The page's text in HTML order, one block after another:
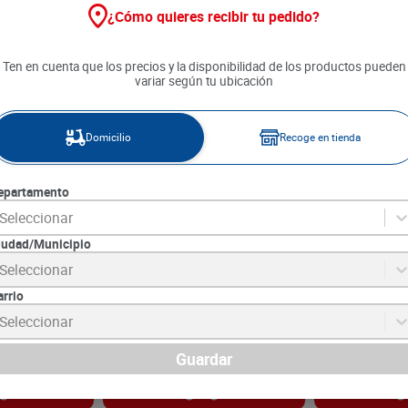
on Nivea
unds x 50
Tono Natural 2 unds x 50 ml
SKU :7702003011269
590
Desodorante
Power Dry x
SKU :
$21.550
¿Cómo quieres recibir tu pedido?
Ten en cuenta que los precios y la disponibilidad de los productos pueden
variar según tu ubicación
Domicilio Recoge en tienda
Seleccionar
Municipio
Seleccionar
Seleccionar
Guardar